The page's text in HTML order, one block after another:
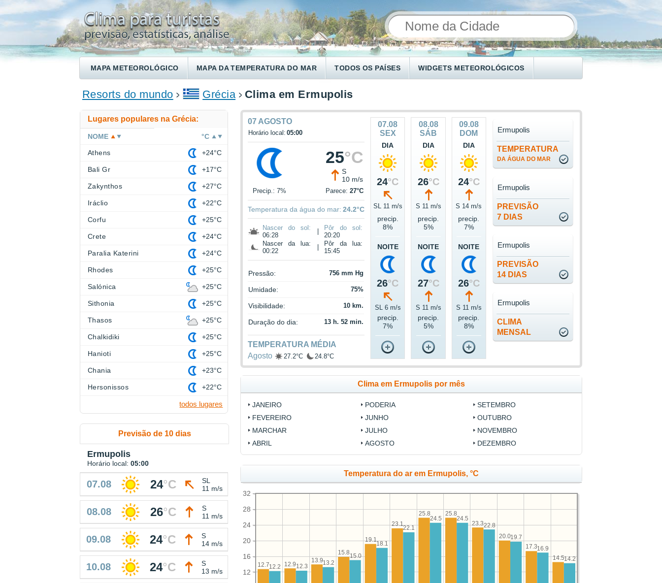
MAPA METEOROLÓGICO MAPA DA TEMPERATURA DO MAR TODOS OS PAÍSES WIDGETS METEOROLÓGICOS
ENCONTRE UM HOTEL
Resorts do mundo Grécia Clima em Ermupolis
07 AGOSTO
Horário local: 05:00
25°C
S
10 m/s
Precip.: 7% Parece:27°C
Temperatura da água do mar: 24.2°C
Nascer do sol:
06:28
Pôr do sol:
20:20
Nascer da lua:
00:22
Pôr da lua:
15:45
Pressão: 756 mm Hg
Umidade: 75%
Visibilidade: 10 km.
Duração do dia: 13 h. 52 min.
TEMPERATURA MÉDIA
Agosto
27.2°C 24.8°C
07.08
SEX
DIA
24°C
SL 11 m/s
precip.
8%
NOITE
26°C
SL 6 m/s
precip.
7%
08.08
SÁB
DIA
26°C
S 11 m/s
precip.
5%
NOITE
27°C
S 11 m/s
precip.
5%
09.08
DOM
DIA
24°C
S 14 m/s
precip.
7%
NOITE
26°C
S 11 m/s
precip.
8%
TEMPERATURA
DA ÁGUA DO MAR
Ermupolis
PREVISÃO
7 DIAS
Ermupolis
PREVISÃO
14 DIAS
Ermupolis
CLIMA
MENSAL
Ermupolis
Clima em Ermupolis por mês
JANEIRO
FEVEREIRO
MARCHAR
ABRIL
PODERIA
JUNHO
JULHO
AGOSTO
SETEMBRO
OUTUBRO
NOVEMBRO
DEZEMBRO
Temperatura do ar em Ermupolis, °C
12
16
20
24
28
32
14.5
17.3
20.0
23.3
25.8
25.8
23.1
19.1
15.8
13.9
12.9
12.7
14.2
16.9
19.7
22.8
24.5
24.5
22.1
18.1
15.0
13.2
12.3
12.2
Lugares populares na Grécia:
NOME °C
Athens +24°C
Bali Gr +17°C
Zakynthos +27°C
Iráclio +22°C
Corfu +25°C
Crete +24°C
Paralia Katerini +24°C
Rhodes +25°C
Salónica +25°C
Sithonia +25°C
Thasos +25°C
Chalkidiki +25°C
Hanioti +25°C
Chania +23°C
Hersonissos +22°C
todos lugares
Previsão de 10 dias
Ermupolis
Horário local: 05:00
07.08 24°C
SL
11 m/s
08.08 26°C
S
11 m/s
09.08 24°C
S
14 m/s
10.08 24°C
S
13 m/s